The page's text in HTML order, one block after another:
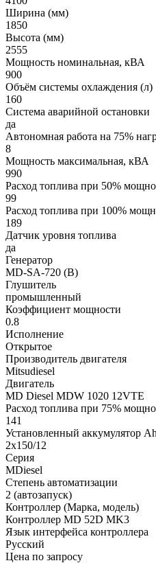
Ширина (мм)
1850
Высота (мм)
2555
Мощность номинальная, кВА
900
Объём системы охлаждения (л)
160
Система аварийной остановки
да
Автономная работа на 75%
8
Мощность максимальная, кВА
990
Расход топлива при 50%
99
Расход топлива при 100%
189
Датчик уровня топлива
да
Генератор
MD-SA-720 (B)
Глушитель
промышленный
Коэффициент мощности
0.8
Исполнение
Открытое
Производитель двигателя
Mitsudiesel
Двигатель
MD Diesel MDW 1020 12VTE
Расход топлива при 75%
141
Установленный аккумулятор
2х150/12
Серия
MDiesel
Степень автоматизации
2 (автозапуск)
Контроллер (Марка, модель)
Контроллер MD 52D MK3
Язык интерфейса контроллера
Русский
Цена по запросу